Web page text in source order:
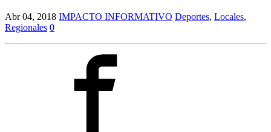
Abr 04, 2018 IMPACTO INFORMATIVO Deportes, Locales,
Regionales 0